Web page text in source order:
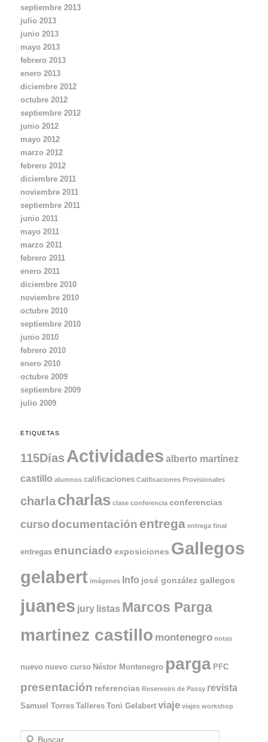
septiembre 2013
julio 2013
junio 2013
mayo 2013
febrero 2013
enero 2013
diciembre 2012
octubre 2012
septiembre 2012
junio 2012
mayo 2012
marzo 2012
febrero 2012
diciembre 2011
noviembre 2011
septiembre 2011
junio 2011
mayo 2011
marzo 2011
febrero 2011
enero 2011
diciembre 2010
noviembre 2010
octubre 2010
septiembre 2010
junio 2010
febrero 2010
enero 2010
octubre 2009
septiembre 2009
julio 2009
ETIQUETAS
115DíasActividades alberto martínez
castillo alumnos calificaciones Calificaciones Provisionales
charlacharlas clase conferencia conferencias
curso documentación entrega entrega final
entregas enunciado exposiciones Gallegos
gelabert imágenes Info josé gonzález gallegos
juanes jury listas Marcos Parga
martinez castillo montenegro notas
nuevo nuevo curso Néstor Montenegro parga PFC
presentación referencias Reservoirs de Passy revista
Samuel Torres Talleres Toni Gelabert viaje viajes workshop